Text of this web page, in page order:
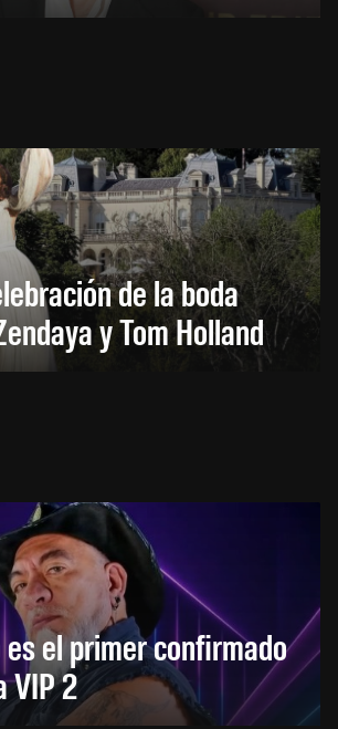
de la boda
y Tom Holland
es el primer confirmado
VIP 2